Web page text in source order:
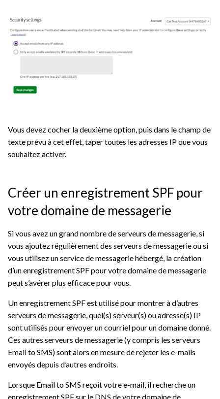
Vous devez cocher la deuxième option, puis dans le champ de
texte prévu à cet effet, taper toutes les adresses IP que vous
souhaitez activer.
Créer un enregistrement SPF pour
votre domaine de messagerie
Si vous avez un grand nombre de serveurs de messagerie, si
vous ajoutez régulièrement des serveurs de messagerie ou si
vous utilisez un service de messagerie hébergé, la création
d’un enregistrement SPF pour votre domaine de messagerie
peut s’avérer plus efficace pour vous.
Un enregistrement SPF est utilisé pour montrer à d’autres
serveurs de messagerie, quel(s) serveur(s) ou adresse(s) IP
sont utilisés pour envoyer un courriel pour un domaine donné.
Ces autres serveurs de messagerie (y compris les serveurs
Email to SMS) sont alors en mesure de rejeter les e-mails
envoyés depuis d’autres endroits.
Lorsque Email to SMS reçoit votre e-mail, il recherche un
enregistrement SPF sur le DNS de votre domaine de